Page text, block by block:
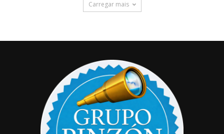
Carregar mais